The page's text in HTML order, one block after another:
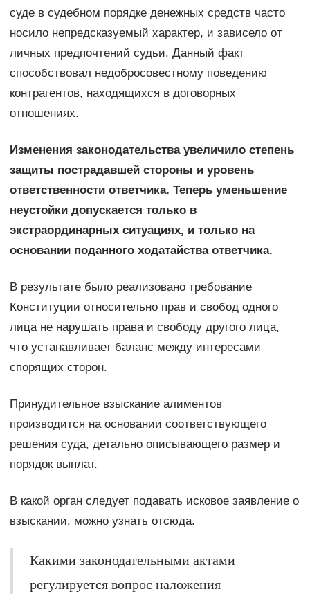
суде в судебном порядке денежных средств часто
носило непредсказуемый характер, и зависело от
личных предпочтений судьи. Данный факт
способствовал недобросовестному поведению
контрагентов, находящихся в договорных
отношениях.
Изменения законодательства увеличило степень
защиты пострадавшей стороны и уровень
ответственности ответчика. Теперь уменьшение
неустойки допускается только в
экстраординарных ситуациях, и только на
основании поданного ходатайства ответчика.
В результате было реализовано требование
Конституции относительно прав и свобод одного
лица не нарушать права и свободу другого лица,
что устанавливает баланс между интересами
спорящих сторон.
Принудительное взыскание алиментов
производится на основании соответствующего
решения суда, детально описывающего размер и
порядок выплат.
В какой орган следует подавать исковое заявление о
взыскании, можно узнать отсюда.
Какими законодательными актами
регулируется вопрос наложения